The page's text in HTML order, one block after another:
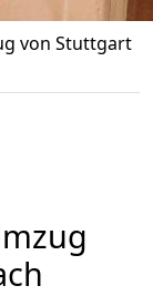
von Stuttgart